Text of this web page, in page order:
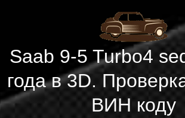
Saab 9-5 Turbo4
года в 3D.
ВИН коду